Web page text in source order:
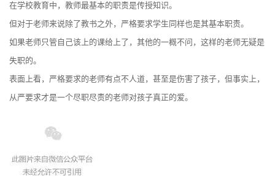
在学校教育中，教师最基本的职责是传授知识。
但对于老师来说除了教书之外，严格要求学生同样也是其基本职责。
如果老师只管自己该上的课给上了，其他的一概不问，这样的老师无疑是
失职的。
表面上看，严格要求的老师有点不人道，甚至是伤害了孩子，但事实上，
从严要求才是一个尽职尽责的老师对孩子真正的爱。